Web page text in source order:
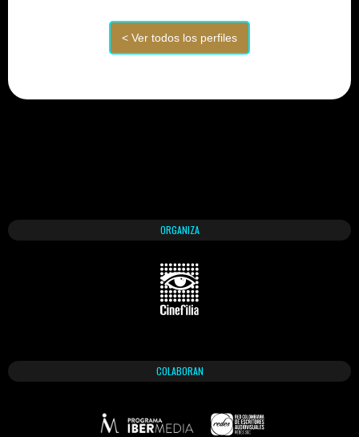
ORGANIZA
COLABORAN